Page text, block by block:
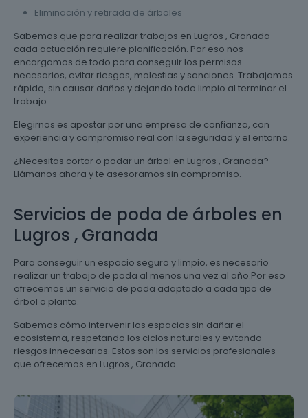
Eliminación y retirada de árboles
Sabemos que para realizar trabajos en Lugros , Granada
cada actuación requiere planificación. Por eso nos
encargamos de todo para conseguir los permisos
necesarios, evitar riesgos, molestias y sanciones. Trabajamos
rápido, sin causar daños y dejando todo limpio al terminar el
trabajo.
Elegirnos es apostar por una empresa de confianza, con
experiencia y compromiso real con la seguridad y el entorno.
¿Necesitas cortar o podar un árbol en Lugros , Granada?
Llámanos ahora y te asesoramos sin compromiso.
Servicios de poda de árboles en
Lugros , Granada
Para conseguir un espacio seguro y limpio, es necesario
realizar un trabajo de poda al menos una vez al año.Por eso
ofrecemos un servicio de poda adaptado a cada tipo de
árbol o planta.
Sabemos cómo intervenir los espacios sin dañar el
ecosistema, respetando los ciclos naturales y evitando
riesgos innecesarios. Estos son los servicios profesionales
que ofrecemos en Lugros , Granada.